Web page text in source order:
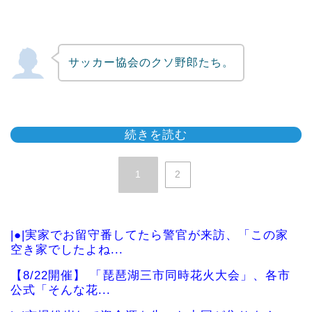
サッカー協会のクソ野郎たち。
続きを読む
1 2
|●|実家でお留守番してたら警官が来訪、「この家
空き家でしたよね...
【8/22開催】 「琵琶湖三市同時花火大会」、各市
公式「そんな花...